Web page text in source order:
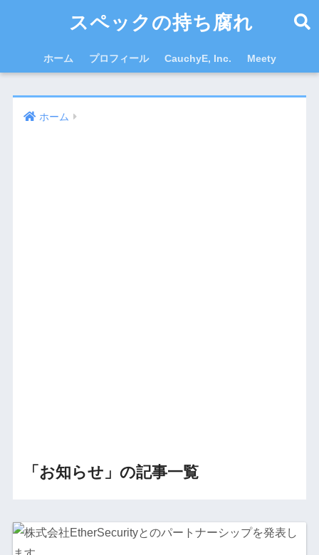
スペックの持ち腐れ
ホーム プロフィール CauchyE, Inc. Meety
ホーム
「お知らせ」の記事一覧